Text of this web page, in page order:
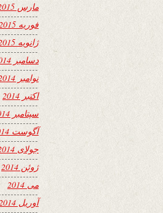
مارس 2015
فوریه 2015
ژانویه 2015
دسامبر 2014
نوامبر 2014
اکتبر 2014
سپتامبر 2014
آگوست 2014
جولای 2014
ژوئن 2014
می 2014
آوریل 2014